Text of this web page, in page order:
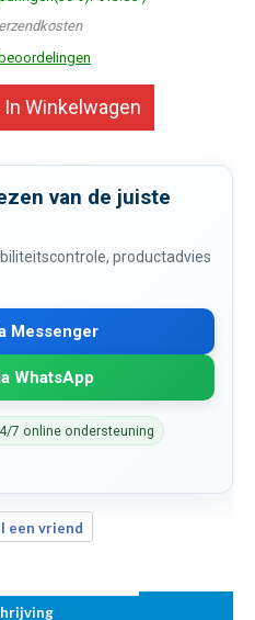
In Winkelwagen
van de juiste
productadvies
Messenger
WhatsApp
7 online ondersteuning
een vriend